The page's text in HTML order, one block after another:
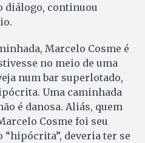
diálogo, continuou
Marcelo Cosme é
no meio de uma
num bar superlotado,
Uma caminhada
é danosa. Aliás, quem
Cosme foi seu
“hipócrita”, deveria ter se